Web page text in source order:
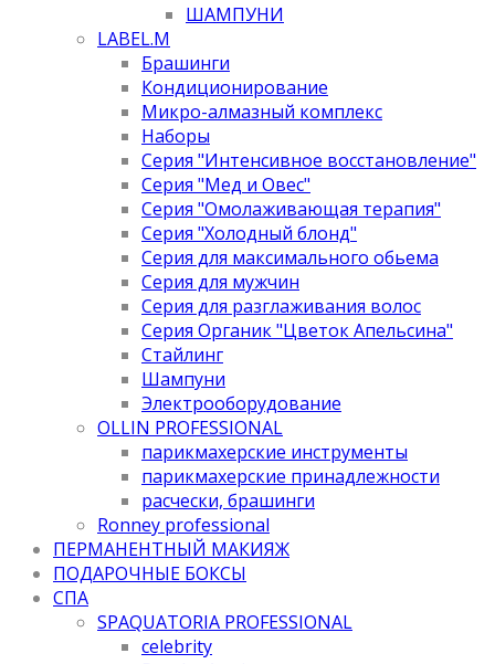
ШАМПУНИ
LABEL.M
Брашинги
Кондиционирование
Микро-алмазный комплекс
Наборы
Серия "Интенсивное восстановление"
Серия "Мед и Овес"
Серия "Омолаживающая терапия"
Серия "Холодный блонд"
Серия для максимального обьема
Серия для мужчин
Серия для разглаживания волос
Серия Органик "Цветок Апельсина"
Стайлинг
Шампуни
Электрооборудование
OLLIN PROFESSIONAL
парикмахерские инструменты
парикмахерские принадлежности
расчески, брашинги
Ronney professional
ПЕРМАНЕНТНЫЙ МАКИЯЖ
ПОДАРОЧНЫЕ БОКСЫ
СПА
SPAQUATORIA PROFESSIONAL
celebrity